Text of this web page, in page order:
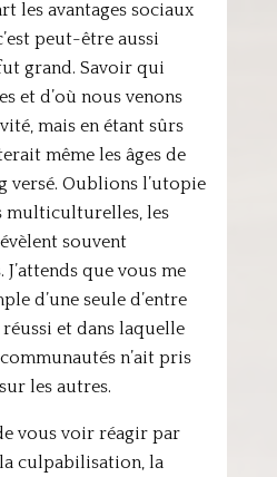
les avantages sociaux
peut-être aussi
grand. Savoir qui
et d’où nous venons
mais en étant sûrs
même les âges de
versé. Oublions l’utopie
multiculturelles, les
souvent
que vous me
d’une seule d’entre
et dans laquelle
n’ait pris
les autres.
vous voir réagir par
la culpabilisation, la